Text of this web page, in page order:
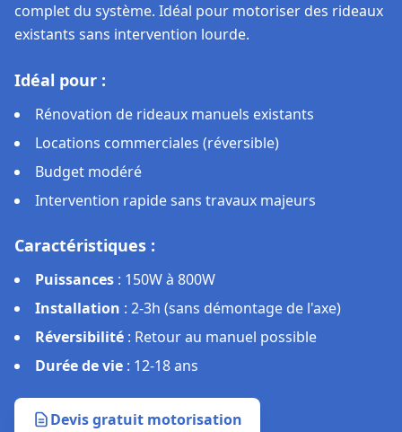
complet du système. Idéal pour motoriser des rideaux
existants sans intervention lourde.
Idéal pour :
Rénovation de rideaux manuels existants
Locations commerciales (réversible)
Budget modéré
Intervention rapide sans travaux majeurs
Caractéristiques :
Puissances : 150W à 800W
Installation : 2-3h (sans démontage de l'axe)
Réversibilité : Retour au manuel possible
Durée de vie : 12-18 ans
Devis gratuit motorisation